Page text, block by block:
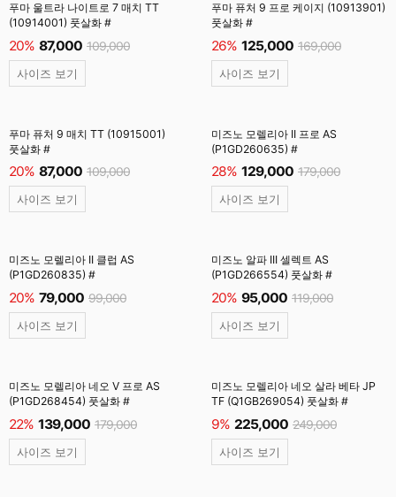
푸마 울트라 나이트로 7 매치 TT
(10914001) 풋살화 #
20% 87,000 109,000
사이즈 보기
푸마 퓨처 9 프로 케이지 (10913901)
풋살화 #
26% 125,000 169,000
사이즈 보기
푸마 퓨처 9 매치 TT (10915001)
풋살화 #
20% 87,000 109,000
사이즈 보기
미즈노 모렐리아 II 프로 AS
(P1GD260635) #
28% 129,000 179,000
사이즈 보기
미즈노 모렐리아 II 클럽 AS
(P1GD260835) #
20% 79,000 99,000
사이즈 보기
미즈노 알파 III 셀렉트 AS
(P1GD266554) 풋살화 #
20% 95,000 119,000
사이즈 보기
미즈노 모렐리아 네오 V 프로 AS
(P1GD268454) 풋살화 #
22% 139,000 179,000
사이즈 보기
미즈노 모렐리아 네오 살라 베타 JP
TF (Q1GB269054) 풋살화 #
9% 225,000 249,000
사이즈 보기